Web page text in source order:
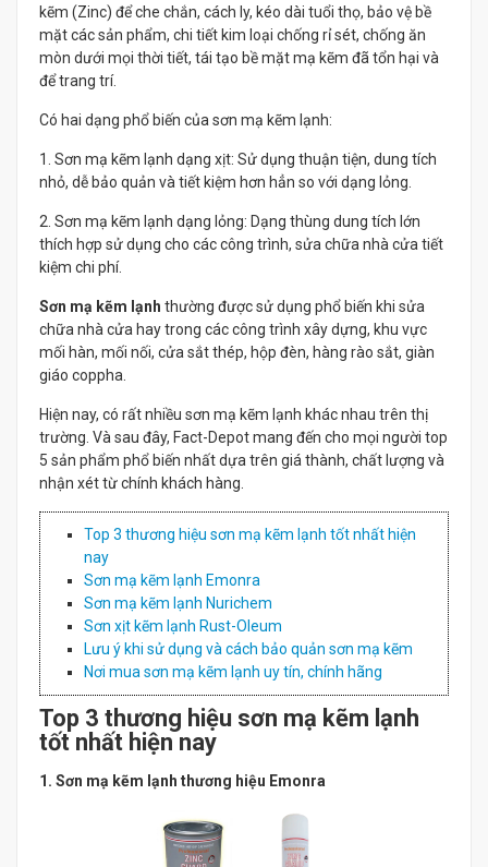
kẽm (Zinc) để che chắn, cách ly, kéo dài tuổi thọ, bảo vệ bề
mặt các sản phẩm, chi tiết kim loại chống rỉ sét, chống ăn
mòn dưới mọi thời tiết, tái tạo bề mặt mạ kẽm đã tổn hại và
để trang trí.
Có hai dạng phổ biến của sơn mạ kẽm lạnh:
1. Sơn mạ kẽm lạnh dạng xịt: Sử dụng thuận tiện, dung tích
nhỏ, dễ bảo quản và tiết kiệm hơn hẳn so với dạng lỏng.
2. Sơn mạ kẽm lạnh dạng lỏng: Dạng thùng dung tích lớn
thích hợp sử dụng cho các công trình, sửa chữa nhà cửa tiết
kiệm chi phí.
Sơn mạ kẽm lạnh thường được sử dụng phổ biến khi sửa
chữa nhà cửa hay trong các công trình xây dựng, khu vực
mối hàn, mối nối, cửa sắt thép, hộp đèn, hàng rào sắt, giàn
giáo coppha.
Hiện nay, có rất nhiều sơn mạ kẽm lạnh khác nhau trên thị
trường. Và sau đây, Fact-Depot mang đến cho mọi người top
5 sản phẩm phổ biến nhất dựa trên giá thành, chất lượng và
nhận xét từ chính khách hàng.
Top 3 thương hiệu sơn mạ kẽm lạnh tốt nhất hiện
nay
Sơn mạ kẽm lạnh Emonra
Sơn mạ kẽm lạnh Nurichem
Sơn xịt kẽm lạnh Rust-Oleum
Lưu ý khi sử dụng và cách bảo quản sơn mạ kẽm
Nơi mua sơn mạ kẽm lạnh uy tín, chính hãng
Top 3 thương hiệu sơn mạ kẽm lạnh
tốt nhất hiện nay
1. Sơn mạ kẽm lạnh thương hiệu Emonra